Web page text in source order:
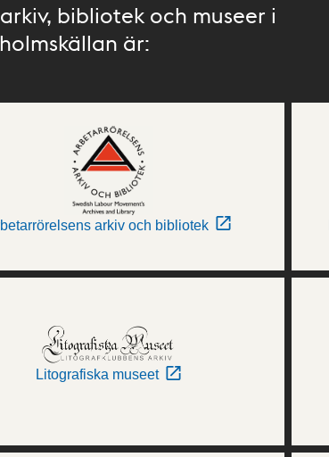
bibliotek och museer i
är:
arkiv och bibliotek
Litografiska museet